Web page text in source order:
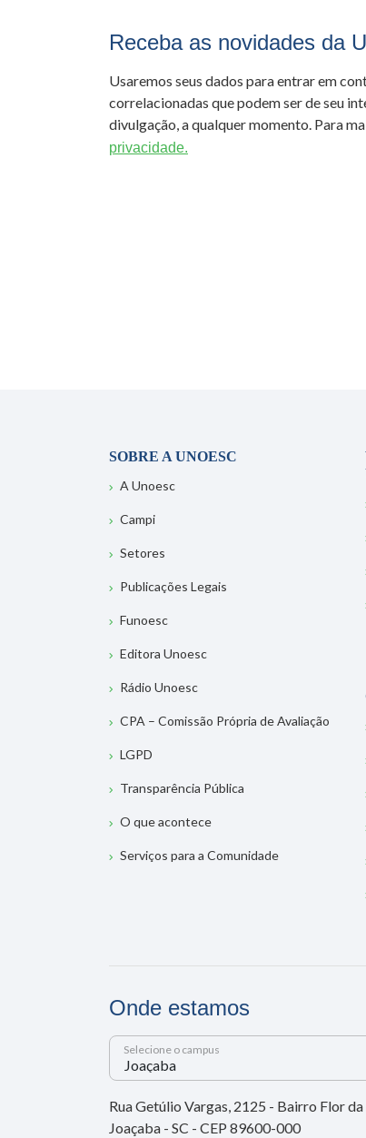
Receba as novidades da
Usaremos seus dados para entrar em
correlacionadas que podem ser de seu
divulgação, a qualquer momento. Para
privacidade.
SOBRE A UNOESC
A Unoesc
Campi
Setores
Publicações Legais
Funoesc
Editora Unoesc
Rádio Unoesc
CPA – Comissão Própria de Avaliação
LGPD
Transparência Pública
O que acontece
Serviços para a Comunidade
Onde estamos
Selecione o campus
Rua Getúlio Vargas, 2125 - Bairro Flor da
Joaçaba - SC - CEP 89600-000